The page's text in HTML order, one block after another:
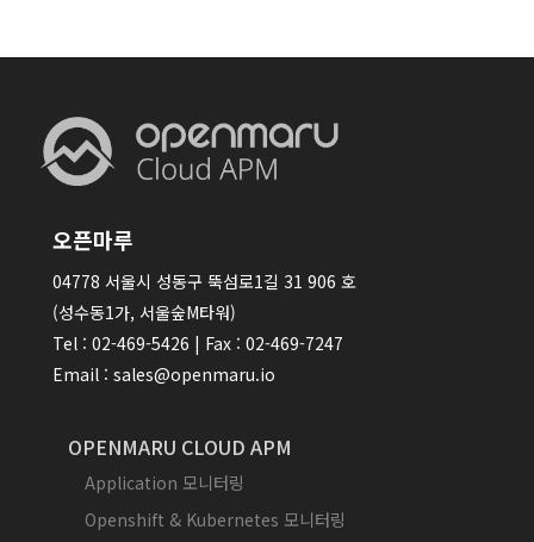
오픈마루
04778 서울시 성동구 뚝섬로1길 31 906 호
(성수동1가, 서울숲M타워)
Tel : 02-469-5426 | Fax : 02-469-7247
Email : sales@openmaru.io
OPENMARU CLOUD APM
Application 모니터링
Openshift & Kubernetes 모니터링